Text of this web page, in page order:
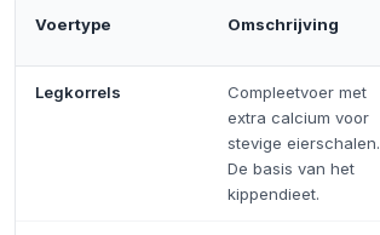
Voertype Omschrijving
Legkorrels
Compleetvoer met
extra calcium voor
stevige eierschalen.
De basis van het
kippendieet.